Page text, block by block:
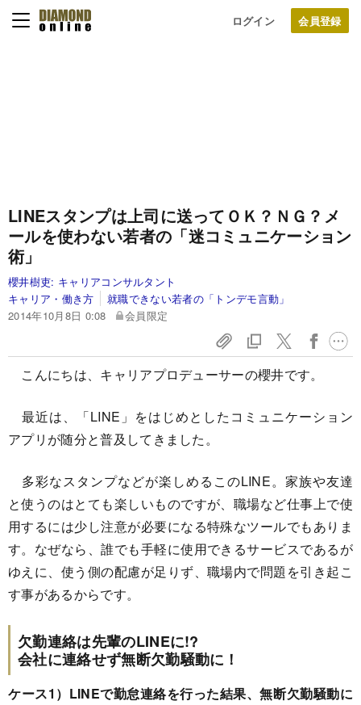
ログイン
LINEスタンプは上司に送ってＯＫ？ＮＧ？ メ
ールを使わない若者の「迷コミュニケーション
術」
櫻井樹吏: キャリアコンサルタント
キャリア・働き方
就職できない若者の「トンデモ言動」
2014年10月8日 0:08
会員限定
こんにちは、キャリアプロデューサーの櫻井です。
最近は、「LINE」をはじめとしたコミュニケーション
アプリが随分と普及してきました。
多彩なスタンプなどが楽しめるこのLINE。家族や友達
と使うのはとても楽しいものですが、職場など仕事上で使
用するには少し注意が必要になる特殊なツールでもありま
す。なぜなら、誰でも手軽に使用できるサービスであるが
ゆえに、使う側の配慮が足りず、職場内で問題を引き起こ
す事があるからです。
欠勤連絡は先輩のLINEに!?
会社に連絡せず無断欠勤騒動に！
ケース1）LINEで勤怠連絡を行った結果、無断欠勤騒動に